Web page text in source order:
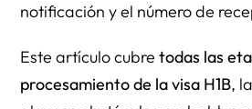
notificación y el número de
Este artículo cubretodas las
procesamiento de la visa H1B,